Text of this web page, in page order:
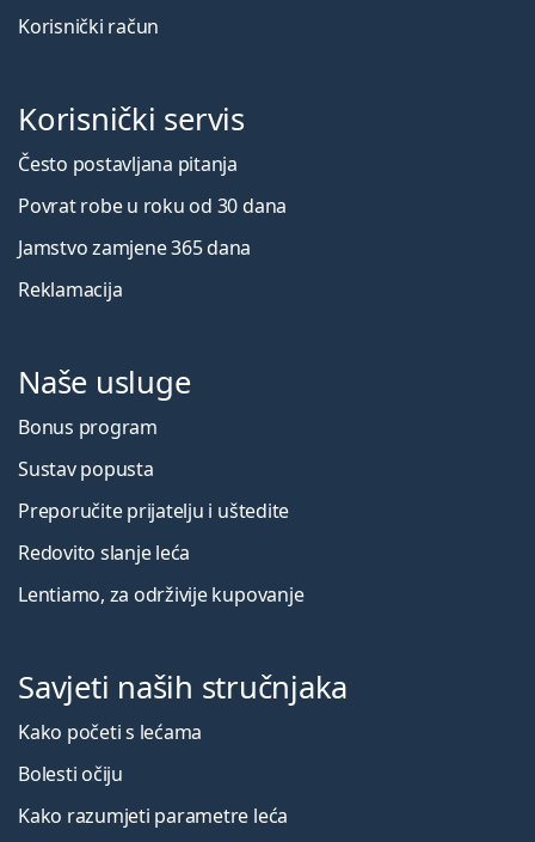
Korisnički račun
Korisnički servis
Često postavljana pitanja
Povrat robe u roku od 30 dana
Jamstvo zamjene 365 dana
Reklamacija
Naše usluge
Bonus program
Sustav popusta
Preporučite prijatelju i uštedite
Redovito slanje leća
Lentiamo, za održivije kupovanje
Savjeti naših stručnjaka
Kako početi s lećama
Bolesti očiju
Kako razumjeti parametre leća